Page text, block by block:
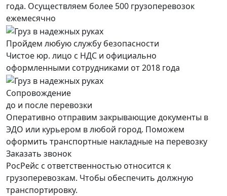
года. Осуществляем более 500 грузоперевозок
ежемесячно
Пройдем любую службу безопасности
Чистое юр. лицо с НДС и официально
оформленными сотрудниками от 2018 года
Сопровождение
до и после перевозки
Оперативно отправим закрывающие документы в
ЭДО или курьером в любой город. Поможем
оформить транспортные накладные на перевозку
Заказать звонок
РосРейс с ответственностью относится к
грузоперевозкам. Чтобы обеспечить должную
транспортировку.